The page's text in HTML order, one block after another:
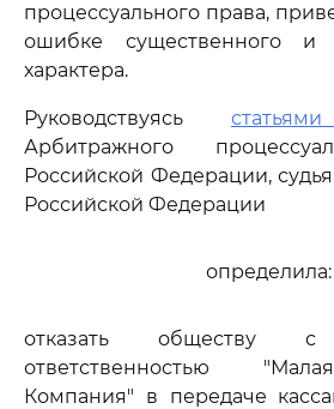
процессуального права,
ошибке существенного и
характера.
Руководствуясь
Арбитражного
Российской Федерации,
Российской Федерации
определила:
отказать обществу с
ответственностью
Компания" в передаче